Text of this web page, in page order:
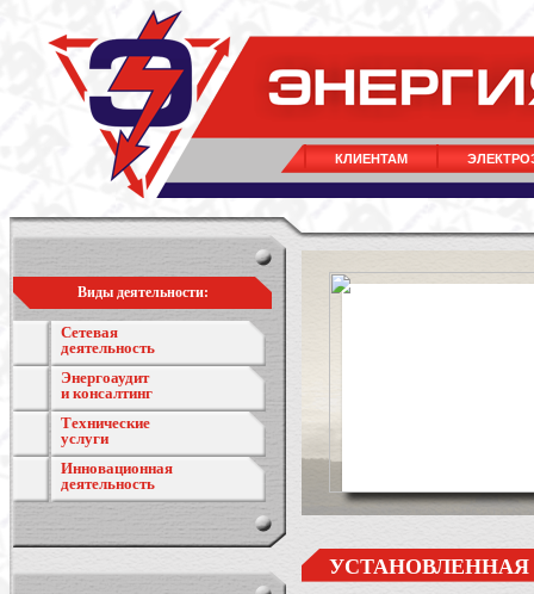
КЛИЕНТАМ
Виды деятельности:
Сетевая
деятельность
Энергоаудит
и консалтинг
Технические
услуги
Инновационная
деятельность